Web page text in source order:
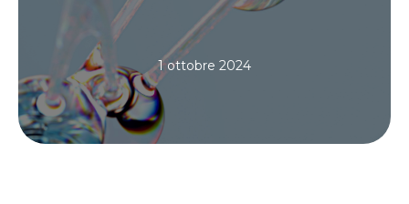
1 ottobre 2024